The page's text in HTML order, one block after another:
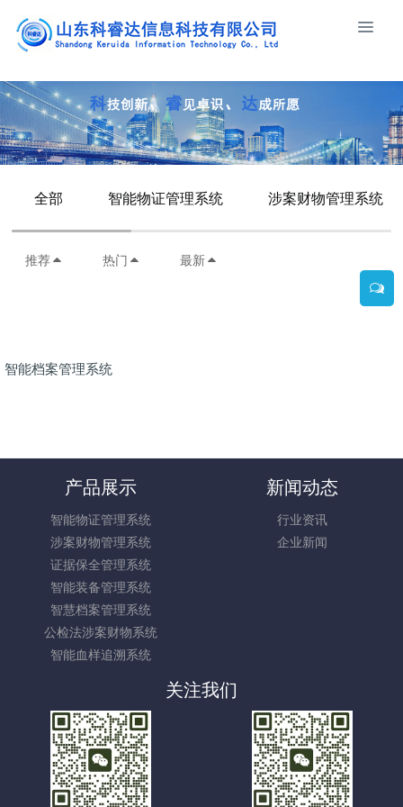
全部 智能物证管理系统 涉案财物管理系统
推荐 热门 最新
智能档案管理系统
产品展示
智能物证管理系统
涉案财物管理系统
证据保全管理系统
智能装备管理系统
智慧档案管理系统
公检法涉案财物系统
智能血样追溯系统
新闻动态
行业资讯
企业新闻
关注我们